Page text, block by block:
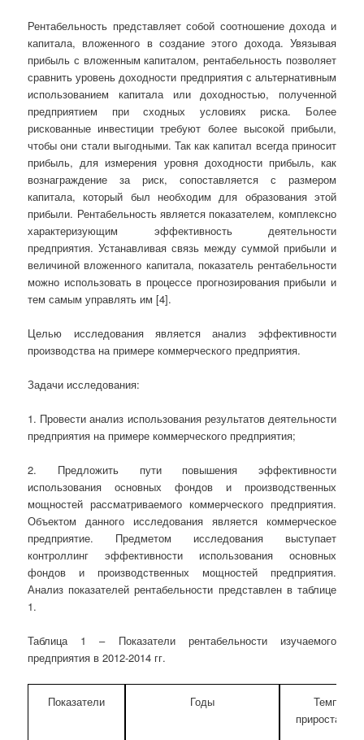
Рентабельность представляет собой соотношение дохода и
капитала, вложенного в создание этого дохода. Увязывая
прибыль с вложенным капиталом, рентабельность позволяет
сравнить уровень доходности предприятия с альтернативным
использованием капитала или доходностью, полученной
предприятием при сходных условиях риска. Более
рискованные инвестиции требуют более высокой прибыли,
чтобы они стали выгодными. Так как капитал всегда приносит
прибыль, для измерения уровня доходности прибыль, как
вознаграждение за риск, сопоставляется с размером
капитала, который был необходим для образования этой
прибыли. Рентабельность является показателем, комплексно
характеризующим эффективность деятельности
предприятия. Устанавливая связь между суммой прибыли и
величиной вложенного капитала, показатель рентабельности
можно использовать в процессе прогнозирования прибыли и
тем самым управлять им [4].
Целью исследования является анализ эффективности
производства на примере коммерческого предприятия.
Задачи исследования:
1. Провести анализ использования результатов деятельности
предприятия на примере коммерческого предприятия;
2. Предложить пути повышения эффективности
использования основных фондов и производственных
мощностей рассматриваемого коммерческого предприятия.
Объектом данного исследования является коммерческое
предприятие. Предметом исследования выступает
контроллинг эффективности использования основных
фондов и производственных мощностей предприятия.
Анализ показателей рентабельности представлен в таблице
1.
Таблица 1 – Показатели рентабельности изучаемого
предприятия в 2012-2014 гг.
Показатели Годы
Темп
прироста, %